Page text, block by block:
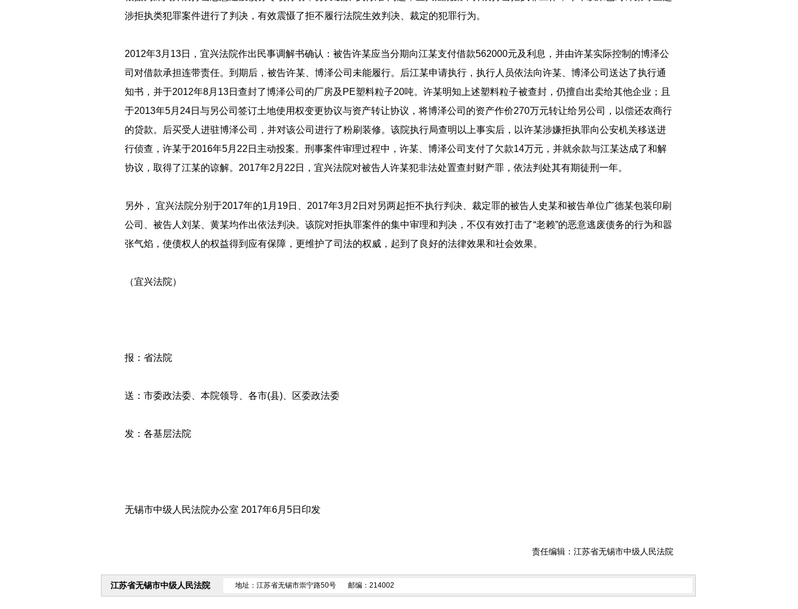
涉拒执类犯罪案件进行了判决，有效震慑了拒不履行法院生效判决、裁定的犯罪行为。
2012年3月13日，宜兴法院作出民事调解书确认：被告许某应当分期向江某支付借款562000元及利息，并由许某实际控制的博泽公
司对借款承担连带责任。到期后，被告许某、博泽公司未能履行。后江某申请执行，执行人员依法向许某、博泽公司送达了执行通
知书，并于2012年8月13日查封了博泽公司的厂房及PE塑料粒子20吨。许某明知上述塑料粒子被查封，仍擅自出卖给其他企业；且
于2013年5月24日与另公司签订土地使用权变更协议与资产转让协议，将博泽公司的资产作价270万元转让给另公司，以偿还农商行
的贷款。后买受人进驻博泽公司，并对该公司进行了粉刷装修。该院执行局查明以上事实后，以许某涉嫌拒执罪向公安机关移送进
行侦查，许某于2016年5月22日主动投案。刑事案件审理过程中，许某、博泽公司支付了欠款14万元，并就余款与江某达成了和解
协议，取得了江某的谅解。2017年2月22日，宜兴法院对被告人许某犯非法处置查封财产罪，依法判处其有期徒刑一年。
另外， 宜兴法院分别于2017年的1月19日、2017年3月2日对另两起拒不执行判决、裁定罪的被告人史某和被告单位广德某包装印刷
公司、被告人刘某、黄某均作出依法判决。该院对拒执罪案件的集中审理和判决，不仅有效打击了“老赖”的恶意逃废债务的行为和嚣
张气焰，使债权人的权益得到应有保障，更维护了司法的权威，起到了良好的法律效果和社会效果。
（宜兴法院）
报：省法院
送：市委政法委、本院领导、各市(县)、区委政法委
发：各基层法院
无锡市中级人民法院办公室 2017年6月5日印发
责任编辑：江苏省无锡市中级人民法院
江苏省无锡市中级人民法院 地址：江苏省无锡市崇宁路50号 邮编：214002